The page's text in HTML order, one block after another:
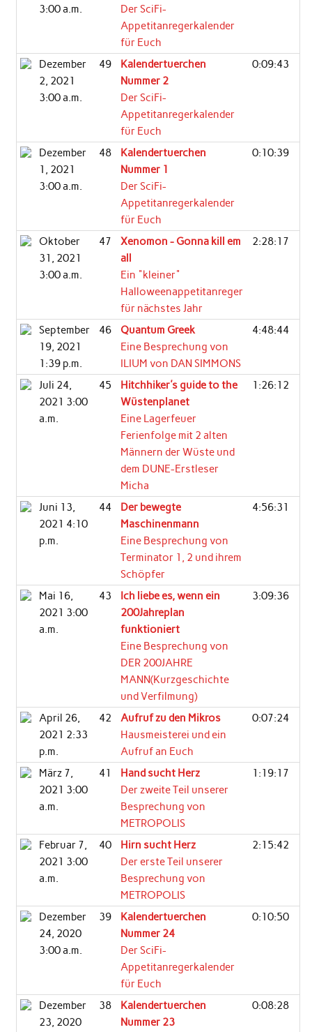
3:00 a.m.
Der SciFi-
Appetitanregerkalender
für Euch
Dezember
2, 2021
3:00 a.m.
49
Kalendertuerchen
Nummer 2
Der SciFi-
Appetitanregerkalender
für Euch
0:09:43
Dezember
1, 2021
3:00 a.m.
48
Kalendertuerchen
Nummer 1
Der SciFi-
Appetitanregerkalender
für Euch
0:10:39
Oktober
31, 2021
3:00 a.m.
47
Xenomon - Gonna kill em
all
Ein "kleiner"
Halloweenappetitanreger
für nächstes Jahr
2:28:17
September
19, 2021
1:39 p.m.
46
Quantum Greek
Eine Besprechung von
ILIUM von DAN SIMMONS
4:48:44
Juli 24,
2021 3:00
a.m.
45
Hitchhiker's guide to the
Wüstenplanet
Eine Lagerfeuer
Ferienfolge mit 2 alten
Männern der Wüste und
dem DUNE-Erstleser
Micha
1:26:12
Juni 13,
2021 4:10
p.m.
44
Der bewegte
Maschinenmann
Eine Besprechung von
Terminator 1, 2 und ihrem
Schöpfer
4:56:31
Mai 16,
2021 3:00
a.m.
43
Ich liebe es, wenn ein
200Jahreplan
funktioniert
Eine Besprechung von
DER 200JAHRE
MANN(Kurzgeschichte
und Verfilmung)
3:09:36
April 26,
2021 2:33
p.m.
42
Aufruf zu den Mikros
Hausmeisterei und ein
Aufruf an Euch
0:07:24
März 7,
2021 3:00
a.m.
41
Hand sucht Herz
Der zweite Teil unserer
Besprechung von
METROPOLIS
1:19:17
Februar 7,
2021 3:00
a.m.
40
Hirn sucht Herz
Der erste Teil unserer
Besprechung von
METROPOLIS
2:15:42
Dezember
24, 2020
3:00 a.m.
39
Kalendertuerchen
Nummer 24
Der SciFi-
Appetitanregerkalender
für Euch
0:10:50
Dezember
23, 2020
38
Kalendertuerchen
Nummer 23
0:08:28